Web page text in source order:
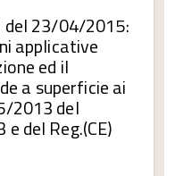
del 23/04/2015:
applicative
ed il
a superficie ai
2013 del
del Reg.(CE)